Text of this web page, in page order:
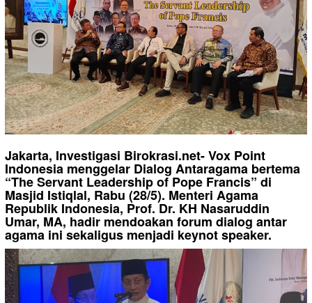
Jakarta, Investigasi Birokrasi.net- Vox Point
Indonesia menggelar Dialog Antaragama bertema
“The Servant Leadership of Pope Francis” di
Masjid Istiqlal, Rabu (28/5). Menteri Agama
Republik Indonesia, Prof. Dr. KH Nasaruddin
Umar, MA, hadir mendoakan forum dialog antar
agama ini sekaligus menjadi keynot speaker.